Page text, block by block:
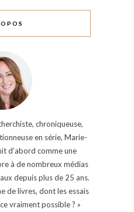
chroniqueuse,
en série, Marie-
d’abord comme une
à de nombreux médias
depuis plus de 25 ans.
de livres, dont les essais
vraiment possible ? »